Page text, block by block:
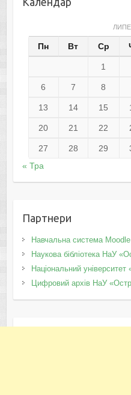
Пн Вт Ср
1
6 7 8
13 14 15
20 21 22
27 28 29
« Тра
Партнери
Навчальна система
Наукова бібліотека НаУ
Національний
Цифровий архів НаУ